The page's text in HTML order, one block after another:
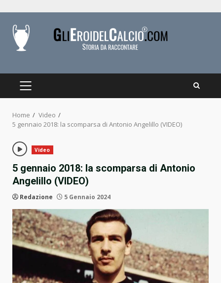
content
PRIMARY
Home
Video
5 gennaio 2018: la scomparsa di Antonio Angelillo (VIDEO)
Video
5 gennaio 2018: la scomparsa di Antonio
Angelillo (VIDEO)
Redazione 5 Gennaio 2024